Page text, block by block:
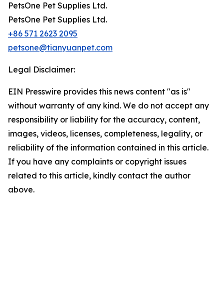
PetsOne Pet Supplies Ltd.
PetsOne Pet Supplies Ltd.
+86 571 2623 2095
petsone@tianyuanpet.com
Legal Disclaimer:
EIN Presswire provides this news content "as is"
without warranty of any kind. We do not accept any
responsibility or liability for the accuracy, content,
images, videos, licenses, completeness, legality, or
reliability of the information contained in this article.
If you have any complaints or copyright issues
related to this article, kindly contact the author
above.